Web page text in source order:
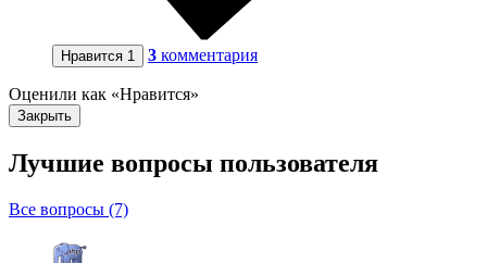
Нравится 1 3 комментария
Оценили как «Нравится»
Закрыть
Лучшие вопросы пользователя
Все вопросы (7)